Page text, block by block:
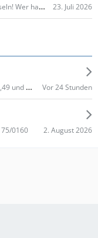
Möchte meinen Gas- und -Stromversorger wechseln! Wer hat gute Angebote und Provision 23. Juli 2026
Biete Vertragsübernahme o2 Free S Boost Plus 7,49 und Go Mobile S mit erhöhtem Datenvolumen Vor 24 Stunden
0160 2. August 2026